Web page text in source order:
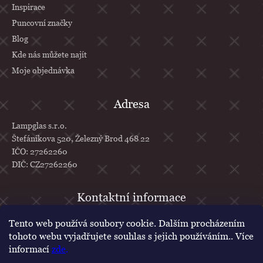
Tento web používá soubory cookie. Dalším procházením
tohoto webu vyjadřujete souhlas s jejich používáním.. Více
informací zde.
Inspirace
Puncovní značky
Blog
Kde nás můžete najít
Moje objednávka
Adresa
Lampglas s.r.o.
Štefánikova 520, Železný Brod 468 22
IČO: 27262260
DIČ: CZ27262260
info@lampglas.cz
+420 777 610 707